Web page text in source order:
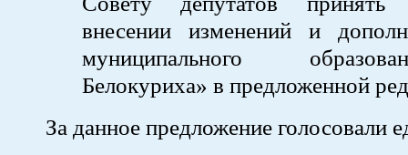
внесении изменений и
муниципального
Белокуриха» в предложенной
За данное предложение голосовали